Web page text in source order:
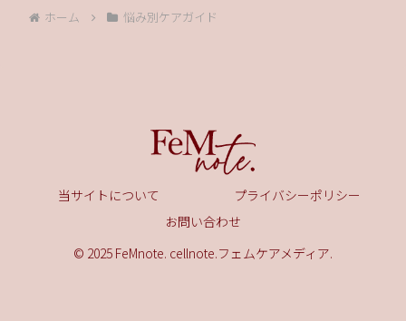
ホーム 悩み別ケアガイド
当サイトについて
プライバシーポリシー
お問い合わせ
© 2025 FeMnote. cellnote.フェムケアメディア.